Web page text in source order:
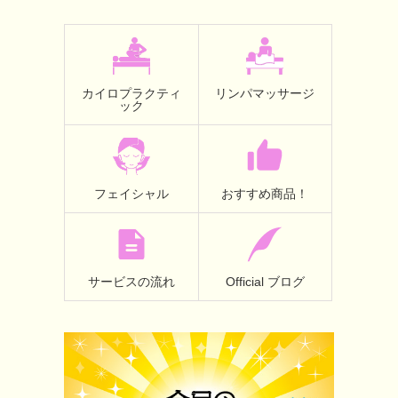
カイロプラクティ
ック
リンパマッサージ
フェイシャル おすすめ商品！
サービスの流れ Official ブログ